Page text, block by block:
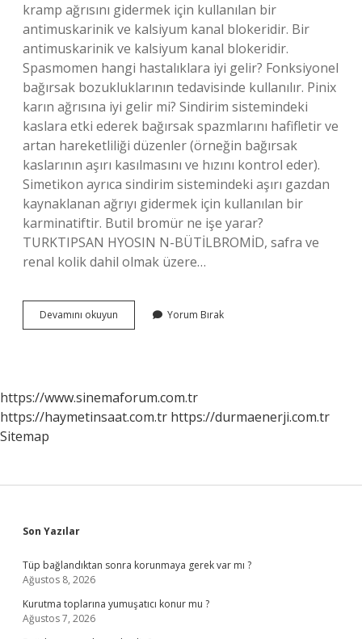
kramp ağrısını gidermek için kullanılan bir
antimuskarinik ve kalsiyum kanal blokeridir. Bir
antimuskarinik ve kalsiyum kanal blokeridir.
Spasmomen hangi hastalıklara iyi gelir? Fonksiyonel
bağırsak bozukluklarının tedavisinde kullanılır. Pinix
karın ağrısına iyi gelir mi? Sindirim sistemindeki
kaslara etki ederek bağırsak spazmlarını hafifletir ve
artan hareketliliği düzenler (örneğin bağırsak
kaslarının aşırı kasılmasını ve hızını kontrol eder).
Simetikon ayrıca sindirim sistemindeki aşırı gazdan
kaynaklanan ağrıyı gidermek için kullanılan bir
karminatiftir. Butil bromür ne işe yarar?
TURKTIPSAN HYOSIN N-BÜTİLBROMİD, safra ve
renal kolik dahil olmak üzere…
Devamını okuyun Otilonyum
Bromür
Yorum Bırak
https://www.sinemaforum.com.tr
https://haymetinsaat.com.tr https://durmaenerji.com.tr
Sitemap
Sidebar
Son Yazılar
Tüp bağlandıktan sonra korunmaya gerek var mı ?
Ağustos 8, 2026
Kurutma toplarına yumuşatıcı konur mu ?
Ağustos 7, 2026